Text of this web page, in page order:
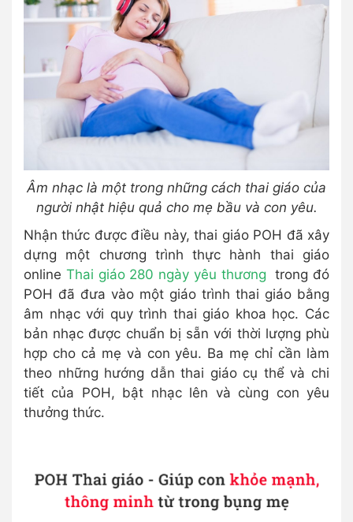
Âm nhạc là một trong những cách thai giáo của
người nhật hiệu quả cho mẹ bầu và con yêu.
Nhận thức được điều này, thai giáo POH đã xây
dựng một chương trình thực hành thai giáo
online Thai giáo 280 ngày yêu thương trong đó
POH đã đưa vào một giáo trình thai giáo bằng
âm nhạc với quy trình thai giáo khoa học. Các
bản nhạc được chuẩn bị sẵn với thời lượng phù
hợp cho cả mẹ và con yêu. Ba mẹ chỉ cần làm
theo những hướng dẫn thai giáo cụ thể và chi
tiết của POH, bật nhạc lên và cùng con yêu
thưởng thức.